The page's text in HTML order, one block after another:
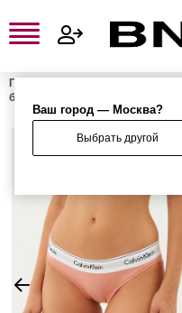
Ваш город — Москва?
Выбрать другой
Главная
белье